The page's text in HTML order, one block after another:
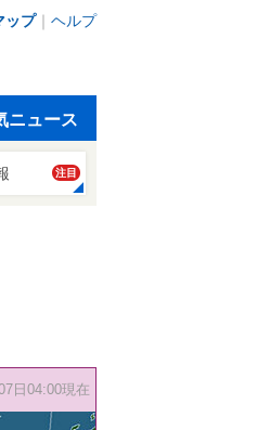
ップ｜ ヘルプ
ニュース
注目
日04:00現在